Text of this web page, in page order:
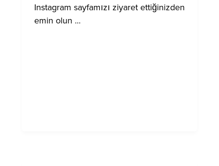
Instagram sayfamızı ziyaret ettiğinizden
emin olun ...